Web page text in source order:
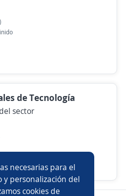
necesarias para el
personalización del
cookies de
de Tecnología
sector